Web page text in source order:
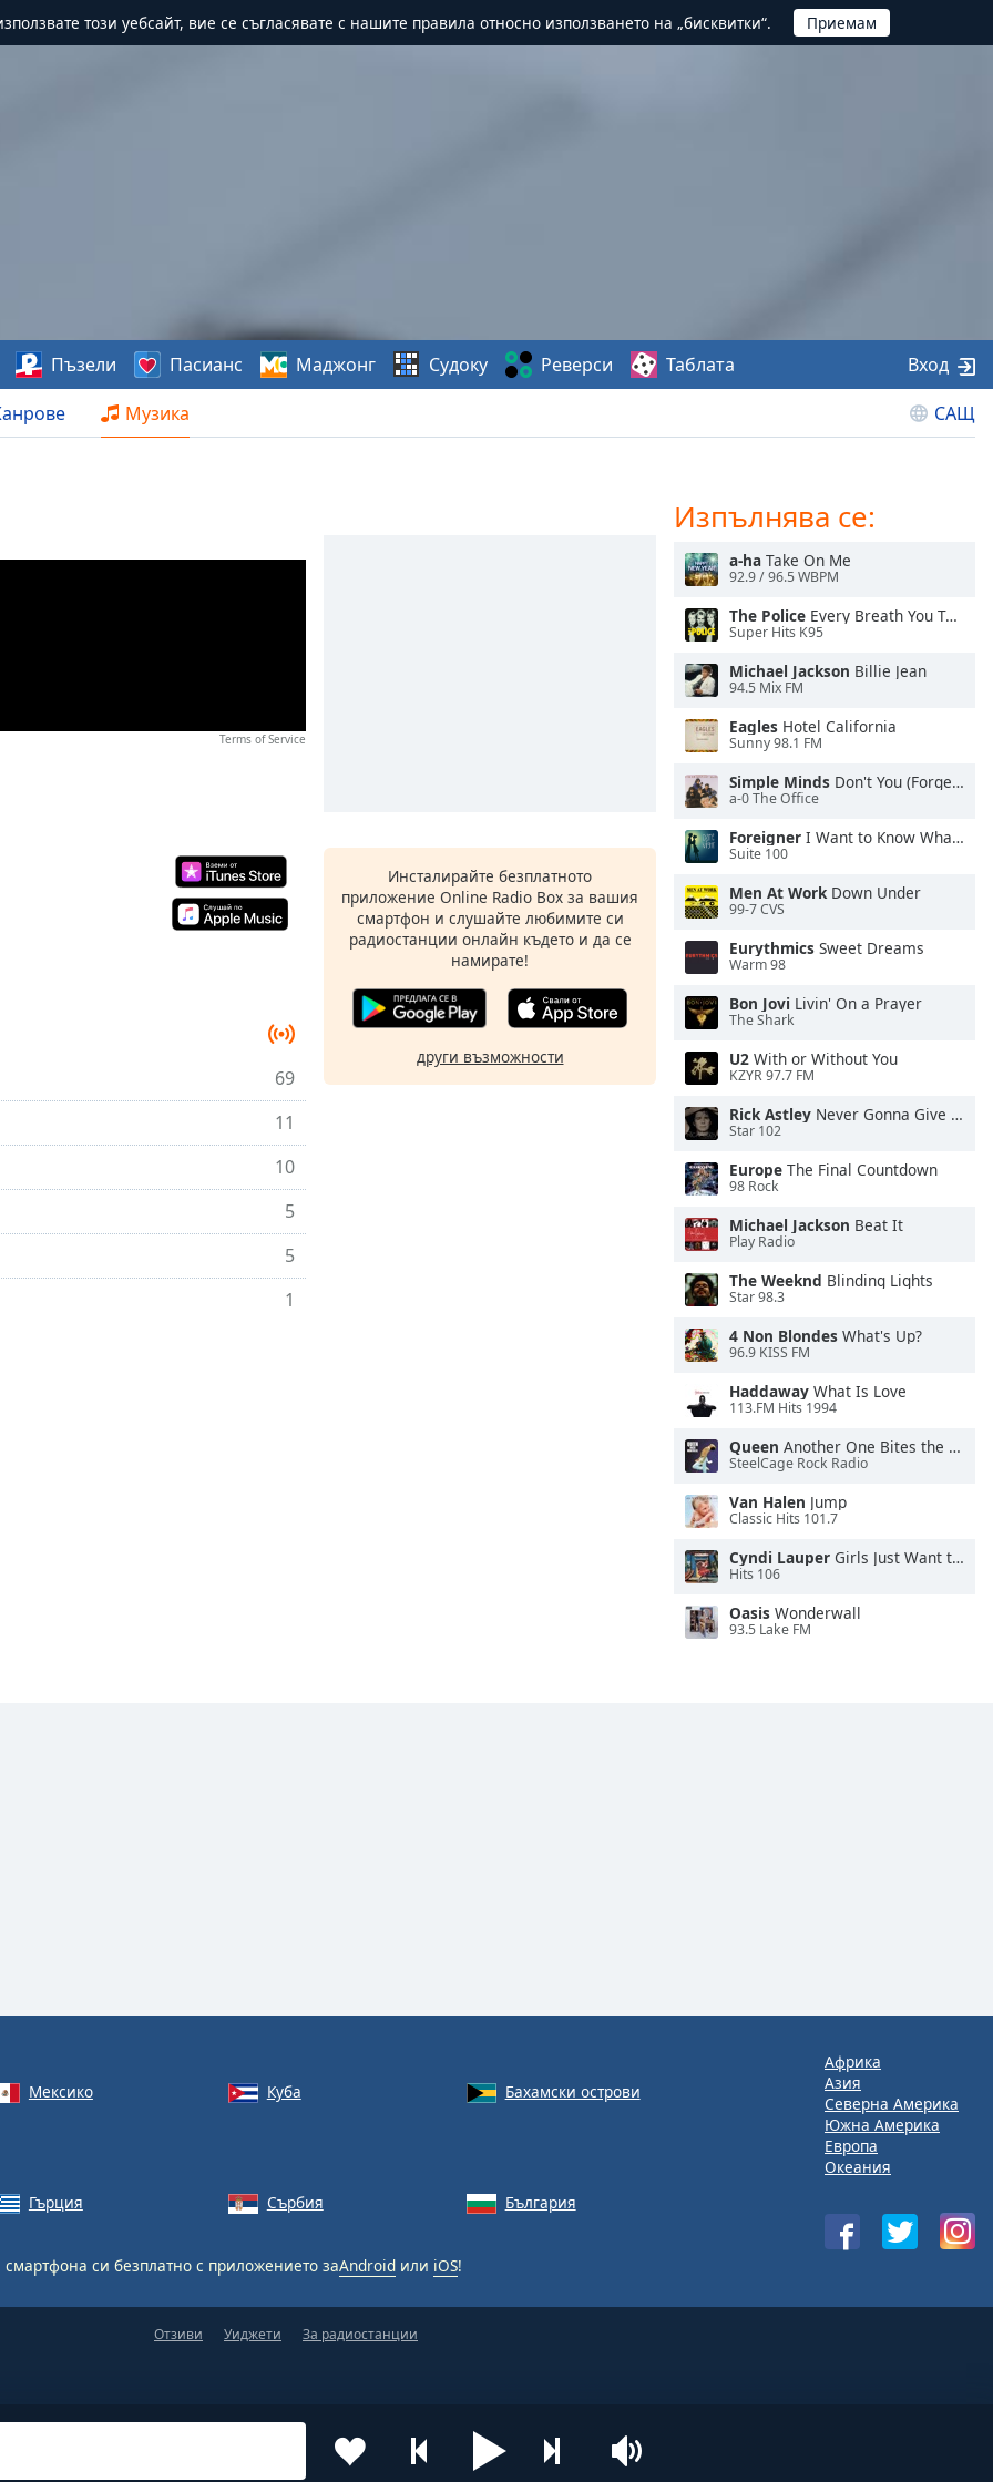
този уебсайт, вие се съгласявате с нашите правила относно използването на „бисквитки“.
Музика САЩ
Пъзели Пасианс Маджонг Судоку Реверси Таблата Вход
Terms of Service
69
11
10
5
5
1
Инсталирайте безплатното
приложение Online Radio Box за вашия
смартфон и слушайте любимите си
радиостанции онлайн където и да се
намирате!
други възможности
Изпълнява се:
a-ha Take On Me
92.9 / 96.5 WBPM
The Police Every Breath You Take
Super Hits K95
Michael Jackson Billie Jean
94.5 Mix FM
Eagles Hotel California
Sunny 98.1 FM
Simple Minds Don't You (Forget About Me)
a-0 The Office
Foreigner I Want to Know What Love Is
Suite 100
Men At WorkDown Under
99-7 CVS
Eurythmics Sweet Dreams
Warm 98
Bon Jovi Livin' On a Prayer
The Shark
U2 With or Without You
KZYR 97.7 FM
Rick Astley Never Gonna Give You Up
Star 102
Europe The Final Countdown
98 Rock
Michael Jackson Beat It
Play Radio
The Weeknd Blinding Lights
Star 98.3
4 Non Blondes What's Up?
96.9 KISS FM
Haddaway What Is Love
113.FM Hits 1994
Queen Another One Bites the Dust
SteelCage Rock Radio
Van Halen Jump
Classic Hits 101.7
Cyndi Lauper Girls Just Want to Have Fun
Hits 106
Oasis Wonderwall
93.5 Lake FM
Мексико Куба
Бахамски острови
Гърция Сърбия България
смартфона си безплатно с приложението заAndroid или iOS!
Африка
Азия
Северна Америка
Южна Америка
Европа
Океания
Отзиви Уиджети За радиостанции